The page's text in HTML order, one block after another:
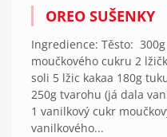
OREO SUŠENKY
Ingredience: Těsto:
moučkového cukru 2
soli 5 lžic kakaa 180g
250g tvarohu (já dala
1 vanilkový cukr
vanilkového...